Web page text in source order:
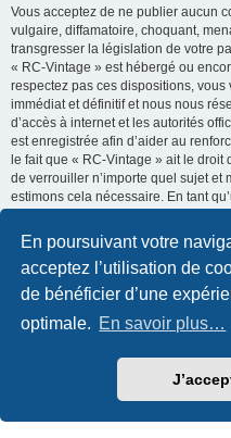
En poursuivant votre
acceptez l’utilisation de
de bénéficier d’une
optimale. En savoir plus…
Vous acceptez de ne publier aucun
vulgaire, diffamatoire, choquant,
transgresser la législation de votre
« RC-Vintage » est hébergé ou
respectez pas ces dispositions,
immédiat et définitif et nous nous
d’accès à internet et les autorités
est enregistrée afin d’aider au
le fait que « RC-Vintage » ait le
de verrouiller n’importe quel sujet et
estimons cela nécessaire. En tant
informations que vous avez
de données. Bien que ces
partie sans votre consentement, ni
tenus comme responsables en cas
à compromettre vos données.
phpBB®